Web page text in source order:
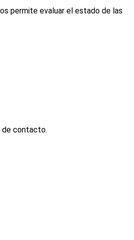
permite evaluar el estado de las
de contacto.